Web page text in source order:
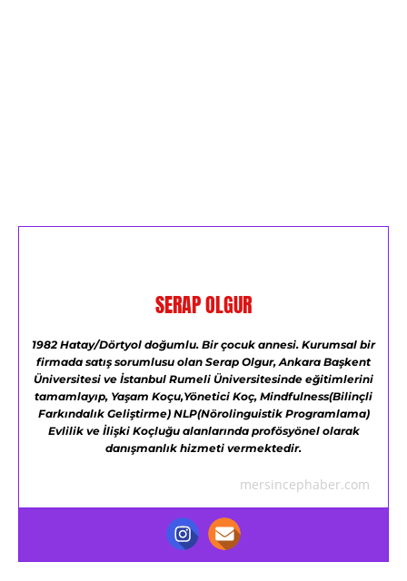
SERAP OLGUR
1982 Hatay/Dörtyol doğumlu. Bir çocuk annesi. Kurumsal bir
firmada satış sorumlusu olan Serap Olgur, Ankara Başkent
Üniversitesi ve İstanbul Rumeli Üniversitesinde eğitimlerini
tamamlayıp, Yaşam Koçu,Yönetici Koç, Mindfulness(Bilinçli
Farkındalık Geliştirme) NLP(Nörolinguistik Programlama)
Evlilik ve İlişki Koçluğu alanlarında profösyönel olarak
danışmanlık hizmeti vermektedir.
mersincephaber.com